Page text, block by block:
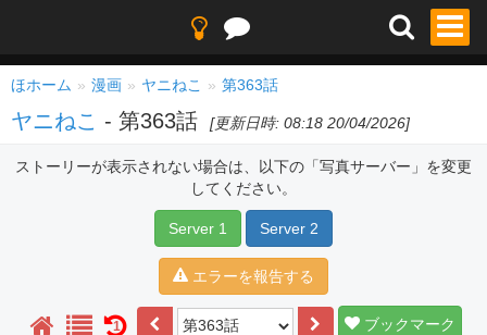
ほホーム 漫画 ヤニねこ 第363話
ヤニねこ - 第363話 [更新日時: 08:18 20/04/2026]
ストーリーが表示されない場合は、以下の「写真サーバー」を変更
してください。
Server 1 Server 2
エラーを報告する
1 ブックマーク